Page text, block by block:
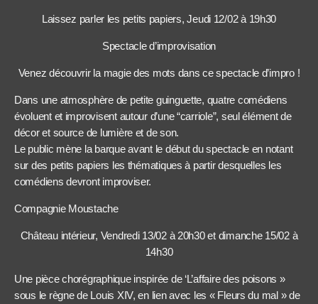
Laissez parler les petits papiers, Jeudi 12/02 à 19h30
Spectacle d’improvisation
Venez découvrir la magie des mots dans ce spectacle d’impro !
Dans une atmosphère de petite guinguette, quatre comédiens
évoluent et improvisent autour d’une “carriole”, seul élément de
décor et source de lumière et de son.
Le public mène la barque avant le début du spectacle en notant
sur des petits papiers les thématiques à partir desquelles les
comédiens devront improviser.
Compagnie Moustache
Château intérieur, Vendredi 13/02 à 20h30 et dimanche 15/02 à
14h30
Une pièce chorégraphique inspirée de ‘L’affaire des poisons »
sous le règne de Louis XIV, en lien avec les « Fleurs du mal » de